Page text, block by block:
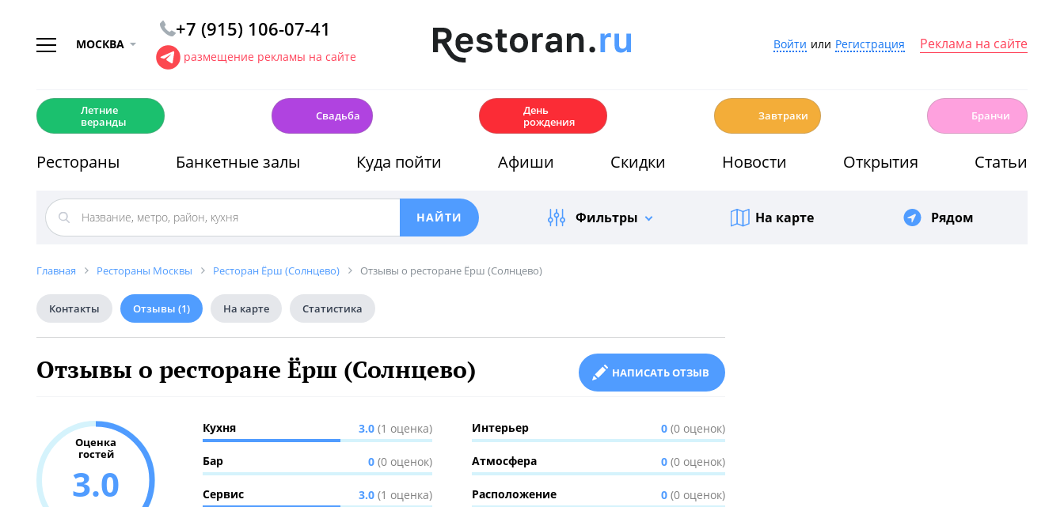
МОСКВА
+7 (915) 106-07-41
размещение рекламы на сайте
Войти или Регистрация Реклама на сайте
Летние
веранды
Свадьба
День
рождения
Завтраки Бранчи
Рестораны Банкетные залы Куда пойти Афиши Скидки Новости Открытия Статьи
Фильтры На карте Рядом
Главная Рестораны Москвы Ресторан Ёрш (Солнцево) Отзывы о ресторане Ёрш (Солнцево)
Контакты Отзывы (1) На карте Статистика
Отзывы о ресторане Ёрш (Солнцево) НАПИСАТЬ ОТЗЫВ
Оценка
гостей
3.0
Кухня 3.0 (1 оценка)
Бар 0 (0 оценок)
Сервис 3.0 (1 оценка)
Интерьер 0 (0 оценок)
Атмосфера 0 (0 оценок)
Расположение 0 (0 оценок)